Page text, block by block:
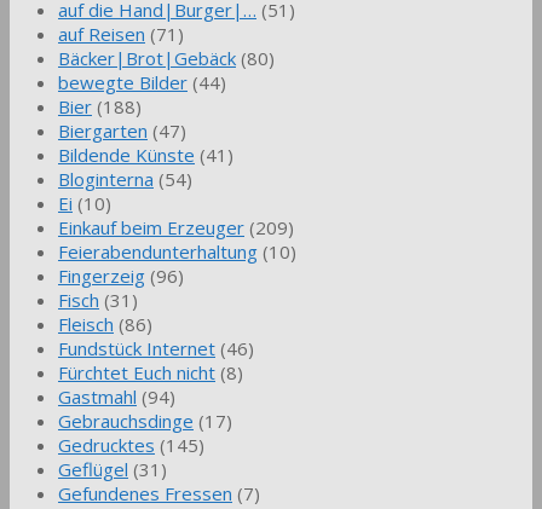
auf die Hand|Burger|… (51)
auf Reisen (71)
Bäcker|Brot|Gebäck (80)
bewegte Bilder (44)
Bier (188)
Biergarten (47)
Bildende Künste (41)
Bloginterna (54)
Ei (10)
Einkauf beim Erzeuger (209)
Feierabendunterhaltung (10)
Fingerzeig (96)
Fisch (31)
Fleisch (86)
Fundstück Internet (46)
Fürchtet Euch nicht (8)
Gastmahl (94)
Gebrauchsdinge (17)
Gedrucktes (145)
Geflügel (31)
Gefundenes Fressen (7)